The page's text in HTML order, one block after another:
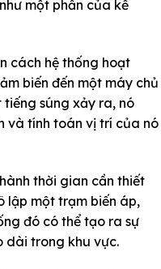
một phần của kế
cách hệ thống hoạt
biến đến một máy chủ
súng xảy ra, nó
và tính toán vị trí của nó
thời gian cần thiết
lập một trạm biến áp,
đó có thể tạo ra sự
dài trong khu vực.